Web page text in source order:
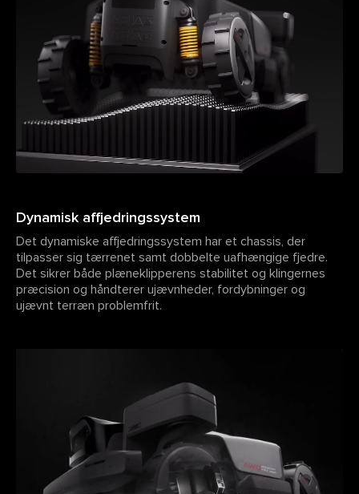
Dynamisk affjedringssystem
Det dynamiske affjedringssystem har et chassis, der
tilpasser sig tærrenet samt dobbelte uafhængige fjedre.
Det sikrer både plæneklipperens stabilitet og klingernes
præcision og håndterer ujævnheder, fordybninger og
ujævnt terræn problemfrit.